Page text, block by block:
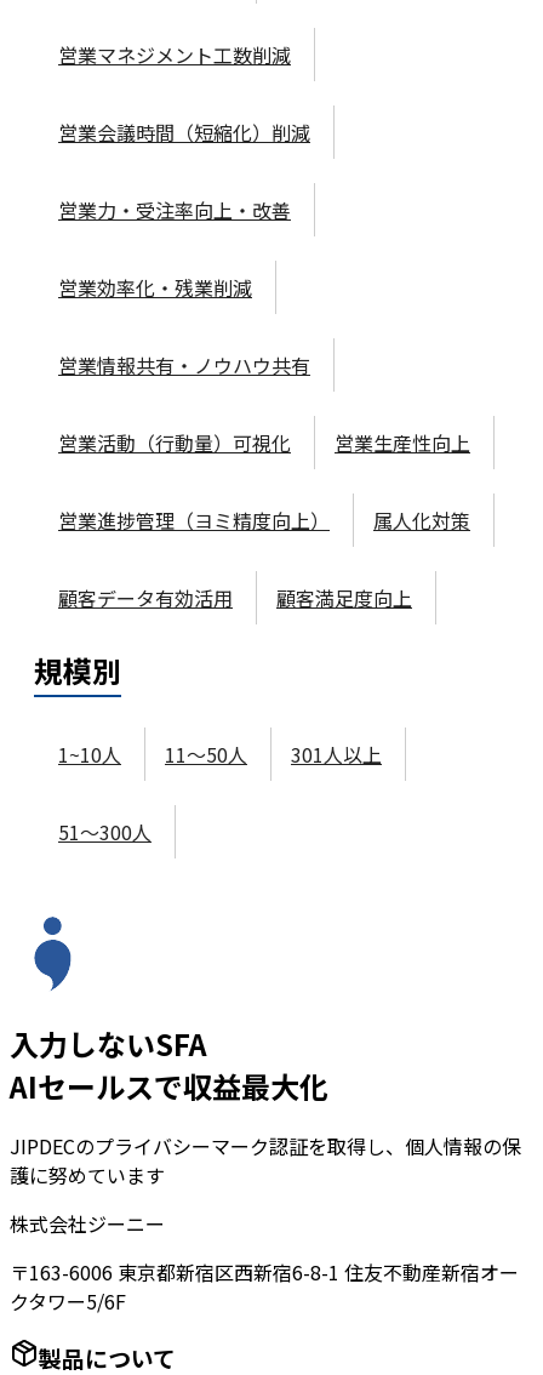
営業マネジメント工数削減
営業会議時間（短縮化）削減
営業力・受注率向上・改善
営業効率化・残業削減
営業情報共有・ノウハウ共有
営業活動（行動量）可視化 営業生産性向上
営業進捗管理（ヨミ精度向上） 属人化対策
顧客データ有効活用 顧客満足度向上
規模別
1~10人 11～50人 301人以上
51～300人
入力しないSFA
AIセールスで収益最大化
JIPDECのプライバシーマーク認証を取得し、個人情報の保
護に努めています
株式会社ジーニー
〒163-6006 東京都新宿区西新宿6-8-1 住友不動産新宿オー
クタワー5/6F
製品について